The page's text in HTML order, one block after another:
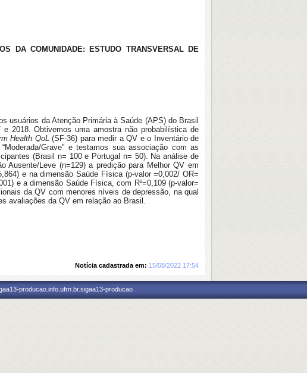
DA COMUNIDADE: ESTUDO TRANSVERSAL DE
usuários da Atenção Primária à Saúde (APS) do Brasil
2018. Obtivemos uma amostra não probabilística de
Health QoL(SF-36) para medir a QV e o Inventário de
Grave” e testamos sua associação com as
(Brasil n= 100 e Portugal n= 50). Na análise de
Ausente/Leve (n=129) a predição para Melhor QV em
e na dimensão Saúde Física (p-valor =0,002/ OR=
e a dimensão Saúde Física, com R²=0,109 (p-valor=
da QV com menores níveis de depressão, na qual
avaliações da QV em relação ao Brasil.
Notícia cadastrada em: 15/08/2022 17:54
producao.info.ufrn.br.sigaa13-producao